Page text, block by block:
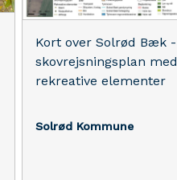
Kort over Solrød Bæk -
skovrejsningsplan med
rekreative elementer
Solrød Kommune